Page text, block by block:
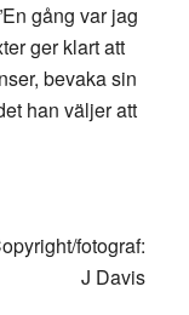
gång var jag
ger klart att
bevaka sin
han väljer att
fotograf:
J Davis